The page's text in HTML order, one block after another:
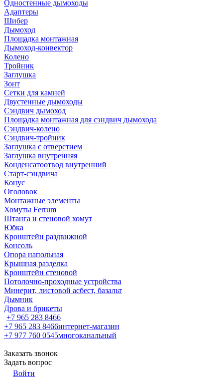
Одностенные дымоходы
Адаптеры
Шибер
Дымоход
Площадка монтажная
Дымоход-конвектор
Колено
Тройник
Заглушка
Зонт
Сетки для камней
Двустенные дымоходы
Сэндвич дымоход
Площадка монтажная для сэндвич дымохода
Сэндвич-колено
Сэндвич-тройник
Заглушка с отверстием
Заглушка внутренняя
Конденсатоотвод внутренний
Старт-сэндвича
Конус
Оголовок
Монтажные элементы
Хомуты Ferrum
Штанга и стеновой хомут
Юбка
Кронштейн раздвижной
Консоль
Опора напольная
Крышная разделка
Кронштейн стеновой
Потолочно-проходные устройства
Минерит, листовой асбест, базальт
Дымник
Дрова и брикеты
+7 965 283 8466
+7 965 283 8466интернет-магазин
+7 977 760 0545многоканальный
Заказать звонок
Задать вопрос
Войти